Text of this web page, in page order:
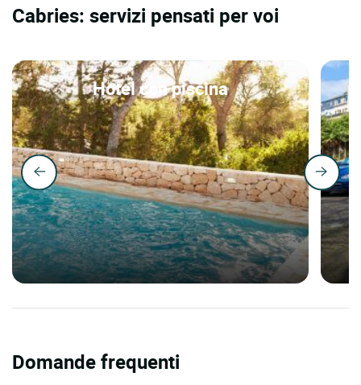
Cabries: servizi pensati per voi
Hotel con piscina
Domande frequenti